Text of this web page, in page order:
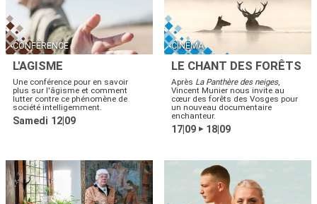
CONFÉRENCE
L'AGISME
Une conférence pour en savoir
plus sur l'âgisme et comment
lutter contre ce phénomène de
société intelligemment.
Samedi 12|09
CINÉMA
LE CHANT DES FORÊTS
Après La Panthère des neiges,
Vincent Munier nous invite au
cœur des forêts des Vosges pour
un nouveau documentaire
enchanteur.
17|09 ▶18|09